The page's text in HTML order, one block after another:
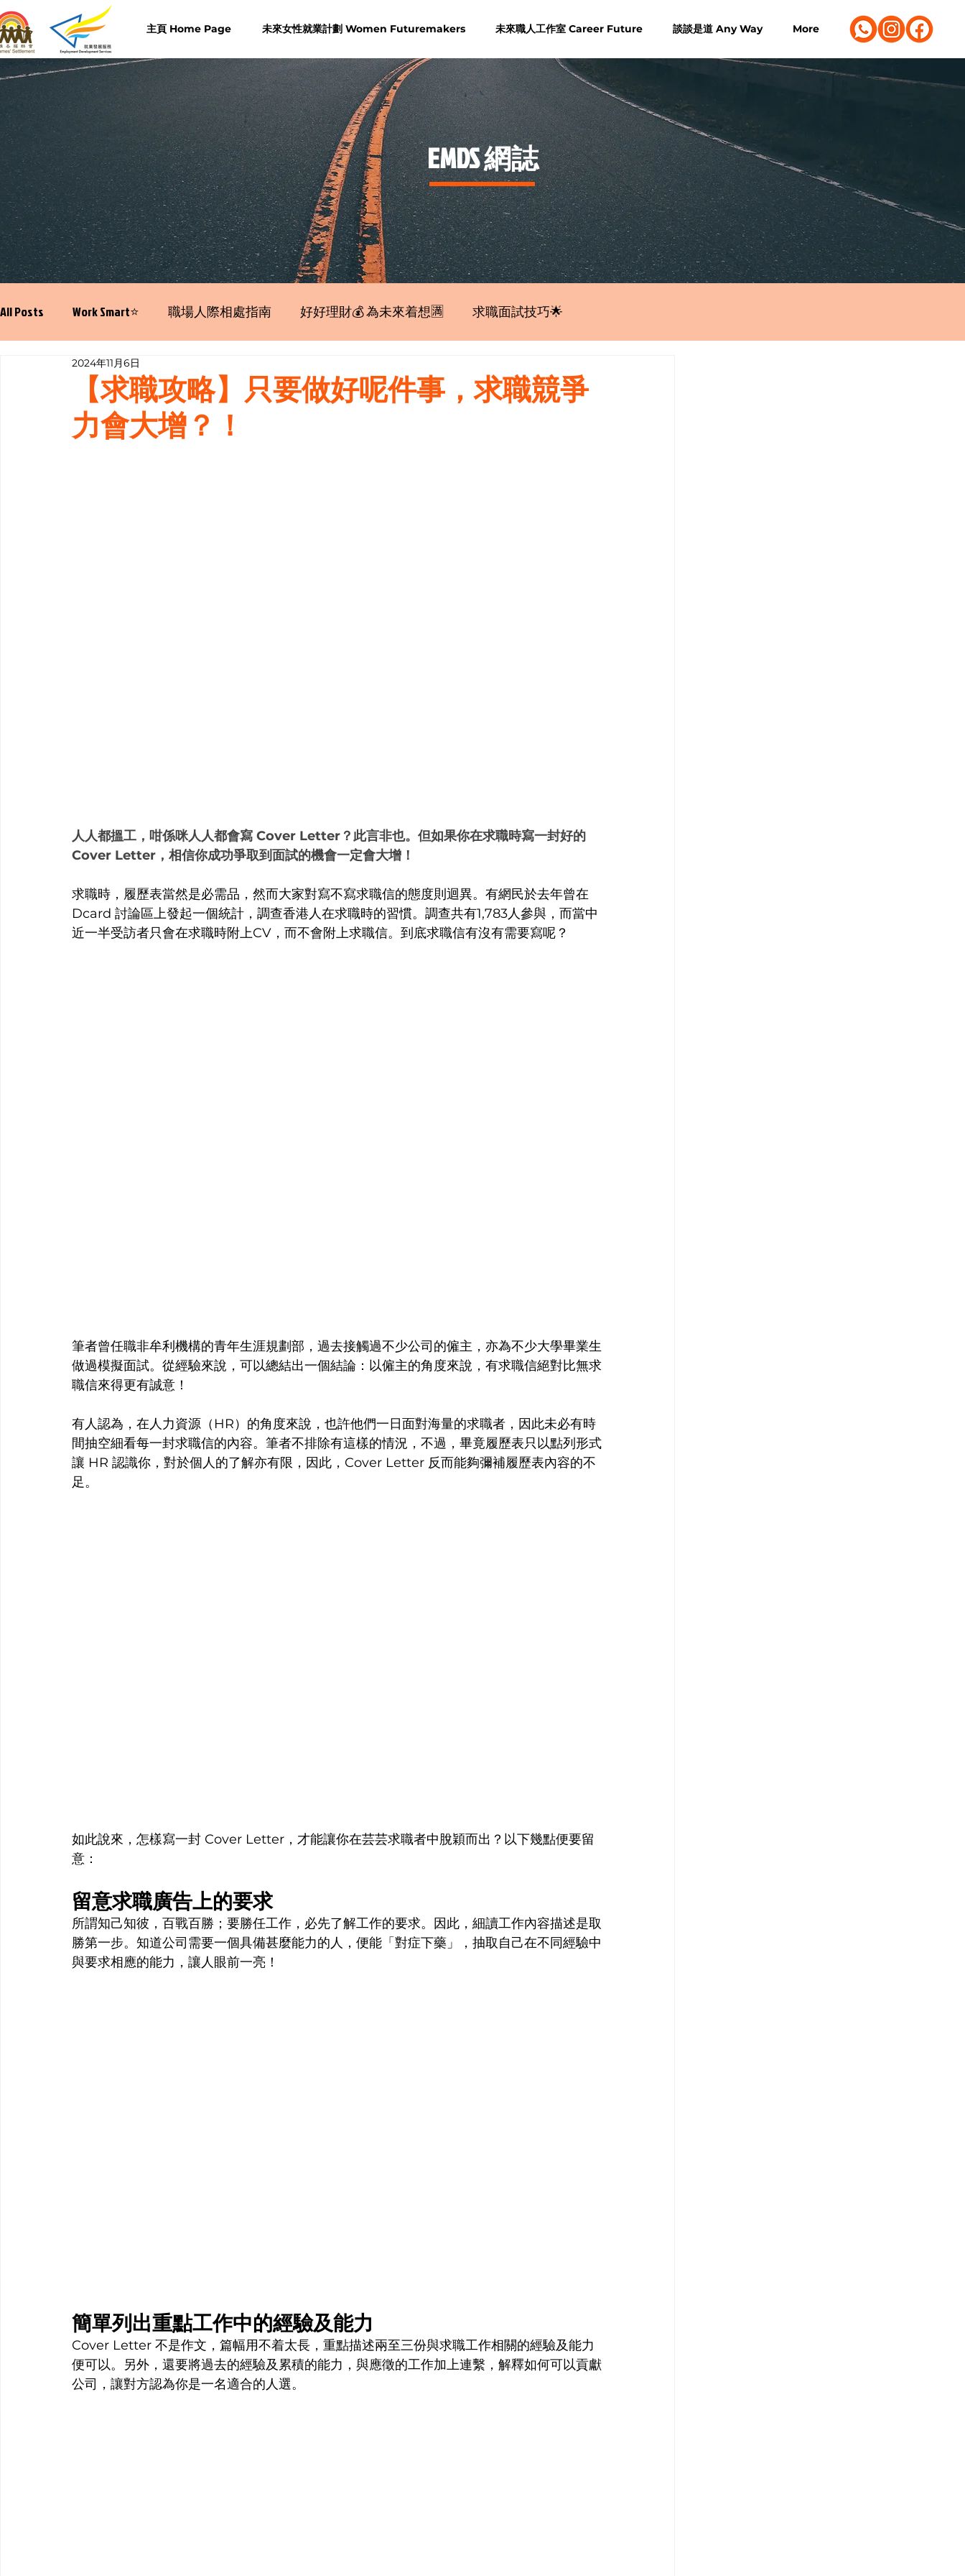
主頁 Home Page 未來女性就業計劃 Women Futuremakers 未來職人工作室 Career Future 談談是道 Any Way More
​EMDS 網誌
All Posts Work Smart⭐️ 職場人際相處指南 好好理財💰 為未來着想🈵 求職面試技巧🌟
寫履歷表嘅技巧📝【求職攻略】只要做好呢件事，求職競爭
力會大增？！
2024年11月6日
人人都搵工，咁係咪人人都會寫 Cover Letter？此言非也。但如果你在求職時寫一封好的
Cover Letter，相信你成功爭取到面試的機會一定會大增！
求職時，履歷表當然是必需品，然而大家對寫不寫求職信的態度則迴異。有網民於去年曾在
Dcard 討論區上發起一個統計，調查香港人在求職時的習慣。調查共有1,783人參與，而當中
近一半受訪者只會在求職時附上CV，而不會附上求職信。到底求職信有沒有需要寫呢？
筆者曾任職非牟利機構的青年生涯規劃部，過去接觸過不少公司的僱主，亦為不少大學畢業生
做過模擬面試。從經驗來說，可以總結出一個結論：以僱主的角度來說，有求職信絕對比無求
職信來得更有誠意！
有人認為，在人力資源（HR）的角度來說，也許他們一日面對海量的求職者，因此未必有時
間抽空細看每一封求職信的內容。筆者不排除有這樣的情況，不過，畢竟履歷表只以點列形式
讓 HR 認識你，對於個人的了解亦有限，因此，Cover Letter 反而能夠彌補履歷表內容的不
足。
如此說來，怎樣寫一封 Cover Letter，才能讓你在芸芸求職者中脫穎而出？以下幾點便要留
意：
留意求職廣告上的要求
所謂知己知彼，百戰百勝；要勝任工作，必先了解工作的要求。因此，細讀工作內容描述是取
勝第一步。知道公司需要一個具備甚麼能力的人，便能「對症下藥」，抽取自己在不同經驗中
與要求相應的能力，讓人眼前一亮！
簡單列出重點工作中的經驗及能力
Cover Letter 不是作文，篇幅用不着太長，重點描述兩至三份與求職工作相關的經驗及能力
便可以。另外，還要將過去的經驗及累積的能力，與應徵的工作加上連繫，解釋如何可以貢獻
公司，讓對方認為你是一名適合的人選。